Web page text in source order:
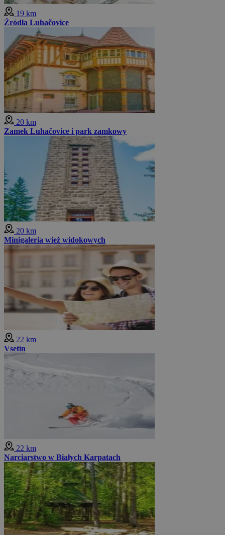
19 km
Źródła Luhačovice
20 km
Zamek Luhačovice i park zamkowy
20 km
Minigaleria wież widokowych
22 km
Vsetín
22 km
Narciarstwo w Białych Karpatach